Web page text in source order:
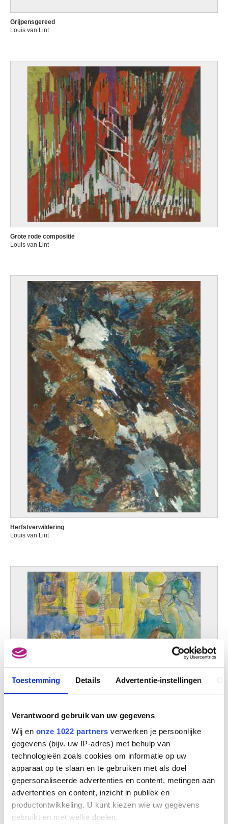
Toestemming Details Advertentie-instellingen
Verantwoord gebruik van uw gegevens
Wij en onze 1022 partners verwerken je persoonlijke
gegevens (bijv. uw IP-adres) met behulp van
technologieën zoals cookies om informatie op uw
apparaat op te slaan en te gebruiken met als doel
gepersonaliseerde advertenties en content, metingen aan
advertenties en content, inzicht in publiek en
productontwikkeling. U kunt kiezen wie uw gegevens
gebruikt en met welke doelen.
Grijpensgereed
Louis van Lint
Grote rode compositie
Louis van Lint
Herfstverwildering
Louis van Lint
Louis van Lint